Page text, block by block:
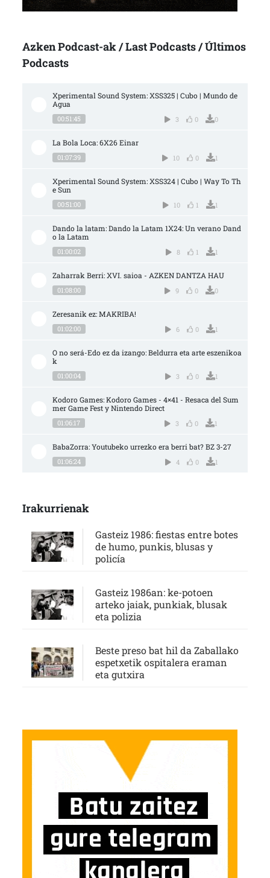
Azken Podcast-ak / Last Podcasts / Últimos
Podcasts
Xperimental Sound System: XSS325 | Cubo | Mundo de
Agua
00:51:45 3 0 0
La Bola Loca: 6X26 Einar
01:07:39 10 0 1
Xperimental Sound System: XSS324 | Cubo | Way To Th
e Sun
00:51:00 10 1 1
Dando la latam: Dando la Latam 1X24: Un verano Dand
o la Latam
01:00:02 8 1 1
Zaharrak Berri: XVI. saioa - AZKEN DANTZA HAU
01:08:00 9 0 0
Zeresanik ez: MAKRIBA!
01:02:00 6 0 1
O no será-Edo ez da izango: Beldurra eta arte eszenikoa
k
01:00:04 3 0 1
Kodoro Games: Kodoro Games - 4×41 - Resaca del Sum
mer Game Fest y Nintendo Direct
01:06:17 3 0 1
BabaZorra: Youtubeko urrezko era berri bat? BZ 3-27
01:06:24 4 0 1
Irakurrienak
Gasteiz 1986: fiestas entre botes
de humo, punkis, blusas y
policía
Gasteiz 1986an: ke-potoen
arteko jaiak, punkiak, blusak
eta polizia
Beste preso bat hil da Zaballako
espetxetik ospitalera eraman
eta gutxira